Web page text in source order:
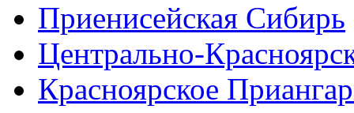
Приенисейская Сибирь
Центрально-
Красноярское